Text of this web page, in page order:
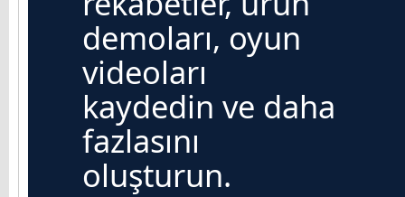
demoları, oyun
videoları
kaydedin ve daha
fazlasını
oluşturun.